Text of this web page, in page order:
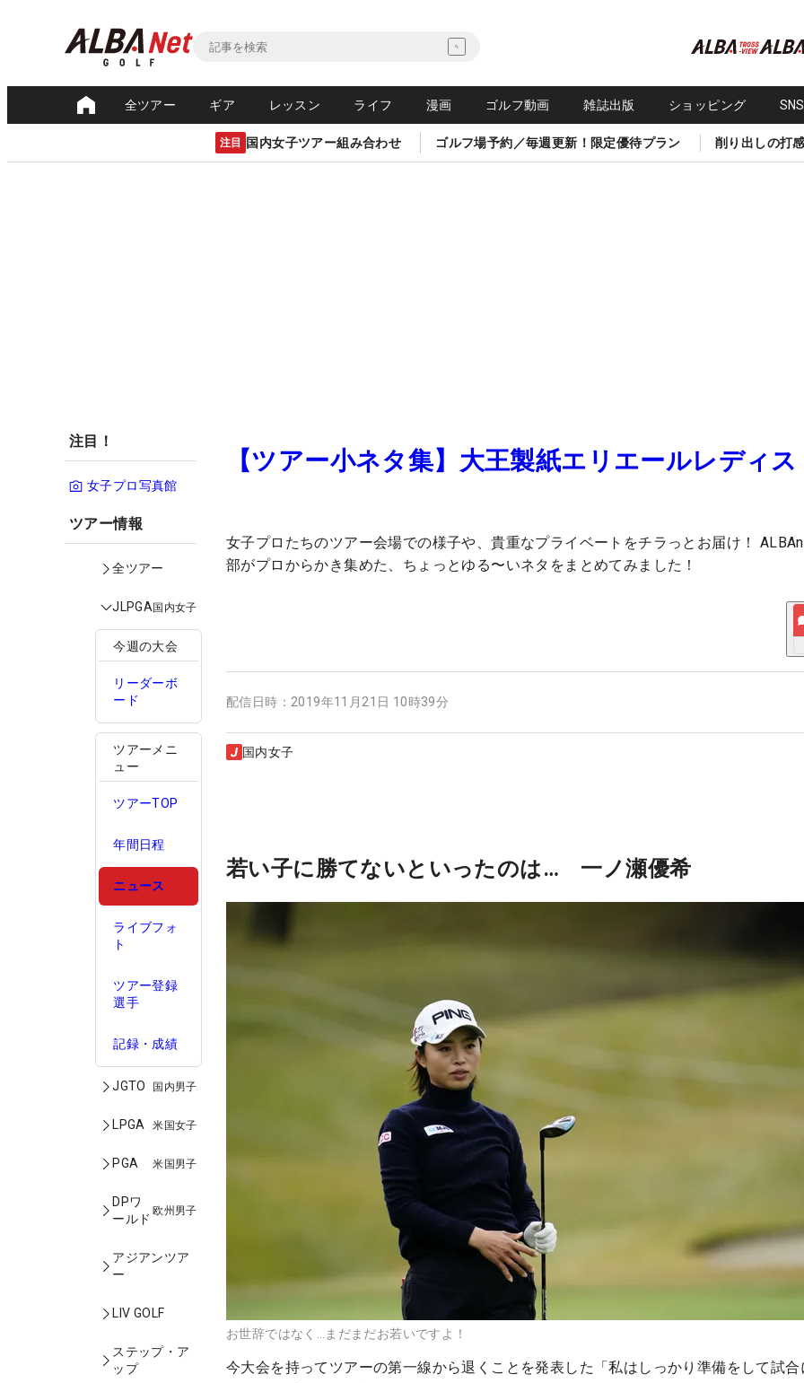
全ツアー ギア レッスン ライフ 漫画 ゴルフ動画 雑誌出版 ショッピング
注目 国内女子ツアー組み合わせ ゴルフ場予約／毎週更新！限定優待プラン 削り出しの打
注目！
女子プロ写真館
ツアー情報
全ツアー
JLPGA国内女子
今週の大会
リーダーボ
ード
ツアーメニ
ュー
ツアーTOP
年間日程
ニュース
ライブフォ
ト
ツアー登録
選手
記録・成績
JGTO 国内男子
LPGA 米国女子
PGA 米国男子
DPワ
ールド
欧州男子
アジアンツア
ー
LIV GOLF
ステップ・ア
ップ
【ツアー小ネタ集】大王製紙エリエールレディス
女子プロたちのツアー会場での様子や、貴重なプライベートをチラっとお届け！
部がプロからかき集めた、ちょっとゆる〜いネタをまとめてみました！
配信日時： 2019年11月21日 10時39分
国内女子
若い子に勝てないといったのは… 一ノ瀬優希
お世辞ではなく…まだまだお若いですよ！
今大会を持ってツアーの第一線から退くことを発表した「私はしっかり準備をして試合